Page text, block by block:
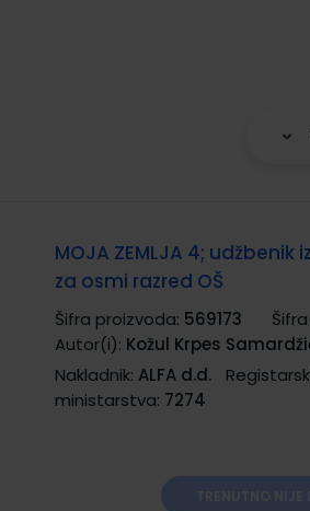
MOJA ZEMLJA 4; udžbenik
za osmi razred OŠ
Šifra proizvoda: 569173
Autor(i): Kožul Krpes
Nakladnik: ALFA d.d.
ministarstva: 7274